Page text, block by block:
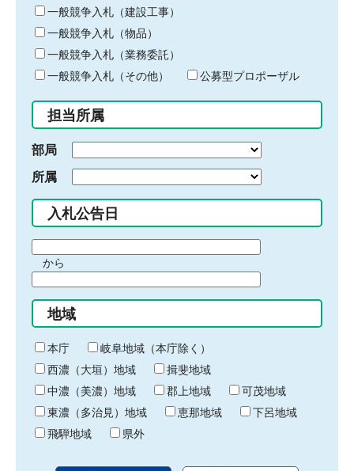
キ
ー
ワ
ー
ド
入
力
一般競争入札（建設工事）
一般競争入札（物品）
一般競争入札（業務委託）
一般競争入札（その他）
公募型プロポーザル
担当所属
部局
所属
入札公告日
間
始
り
から
間
終
わ
り
地域
本庁
岐阜地域（本庁除く）
西濃（大垣）地域
揖斐地域
中濃（美濃）地域
郡上地域
可茂地域
東濃（多治見）地域
恵那地域
下呂地域
飛騨地域
県外